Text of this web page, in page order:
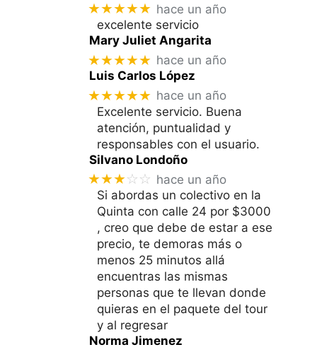
★★★★★ hace un año
excelente servicio
Mary Juliet Angarita
★★★★★ hace un año
Luis Carlos López
★★★★★ hace un año
Excelente servicio. Buena
atención, puntualidad y
responsables con el usuario.
Silvano Londoño
★★★☆☆ hace un año
Si abordas un colectivo en la
Quinta con calle 24 por $3000
, creo que debe de estar a ese
precio, te demoras más o
menos 25 minutos allá
encuentras las mismas
personas que te llevan donde
quieras en el paquete del tour
y al regresar
Norma Jimenez